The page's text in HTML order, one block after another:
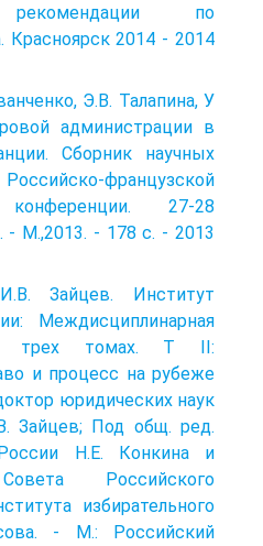
рекомендации по
Красноярск 2014 - 2014
Э.В. Талапина, У
администрации в
Сборник научных
французской
конференции. 27-28
- М.,2013. - 178 с. - 2013
Зайцев. Институт
Междисциплинарная
В трех томах. Т II:
и процесс на рубеже
юридических наук
Зайцев; Под общ. ред.
Н.Е. Конкина и
Российского
избирательного
- М.: Российский